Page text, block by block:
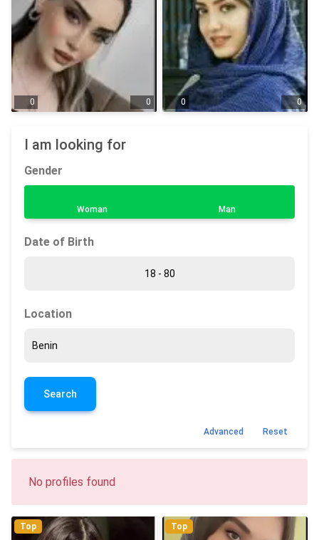
0 0 0 0
I am looking for
Gender
Woman Man
Date of Birth
Location
Search
Advanced Reset
No profiles found
Top Top